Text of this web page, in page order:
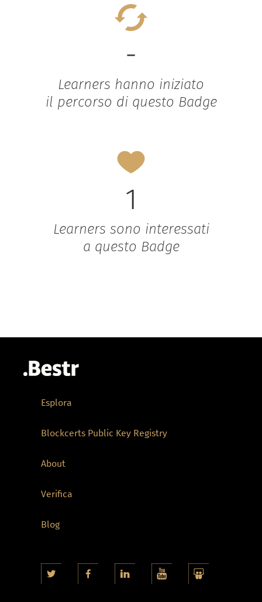
-
Learners hanno iniziato
il percorso di questo Badge
1
Learners sono interessati
a questo Badge
Esplora
Blockcerts Public Key Registry
About
Verifica
Blog